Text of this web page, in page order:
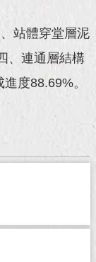
站體穿堂層泥
、連通層結構
度88.69%。